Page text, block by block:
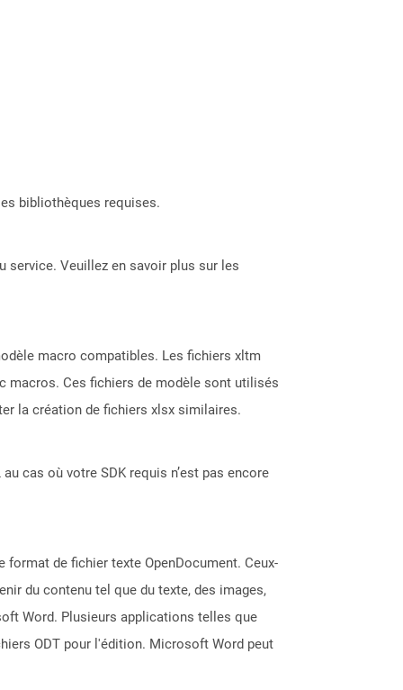
bibliothèques requises.
service. Veuillez en savoir plus sur les
macro compatibles. Les fichiers xltm
macros. Ces fichiers de modèle sont utilisés
la création de fichiers xlsx similaires.
cas où votre SDK requis n’est pas encore
de fichier texte OpenDocument. Ceux-
du contenu tel que du texte, des images,
Word. Plusieurs applications telles que
ODT pour l'édition. Microsoft Word peut